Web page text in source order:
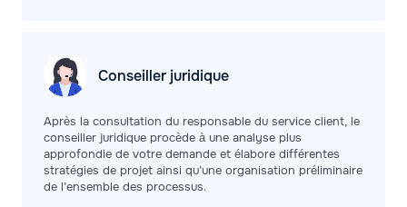
Conseiller juridique
Après la consultation du responsable du service client, le
conseiller juridique procède à une analyse plus
approfondie de votre demande et élabore différentes
stratégies de projet ainsi qu’une organisation préliminaire
de l’ensemble des processus.